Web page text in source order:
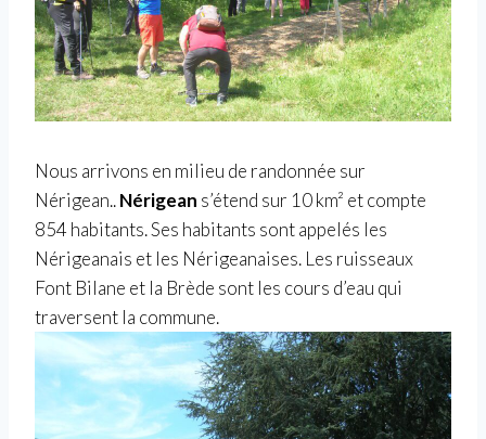
Nous arrivons en milieu de randonnée sur
Nérigean..Nérigean s’étend sur 10 km² et compte
854 habitants. Ses habitants sont appelés les
Nérigeanais et les Nérigeanaises. Les ruisseaux
Font Bilane et la Brède sont les cours d’eau qui
traversent la commune.